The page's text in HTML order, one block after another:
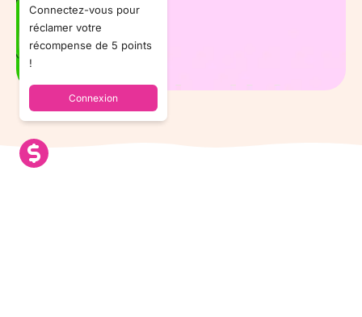
Connectez-vous pour
réclamer votre
récompense de 5 points
!
Connexion